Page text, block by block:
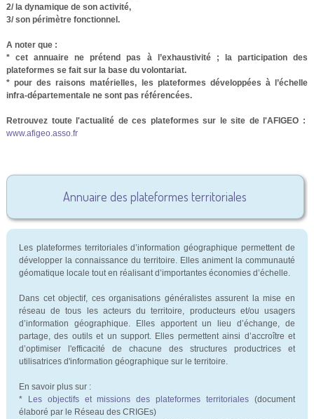
2/ la dynamique de son activité,
3/ son périmètre fonctionnel.
A noter que :
* cet annuaire ne prétend pas à l’exhaustivité ; la participation des
plateformes se fait sur la base du volontariat.
* pour des raisons matérielles, les plateformes développées à l’échelle
infra-départementale ne sont pas référencées.
Retrouvez toute l'actualité de ces plateformes sur le site de l'AFIGEO :
www.afigeo.asso.fr
Annuaire des plateformes territoriales
Les plateformes territoriales d’information géographique permettent de
développer la connaissance du territoire. Elles animent la communauté
géomatique locale tout en réalisant d’importantes économies d’échelle.
Dans cet objectif, ces organisations généralistes assurent la mise en
réseau de tous les acteurs du territoire, producteurs et/ou usagers
d’information géographique. Elles apportent un lieu d’échange, de
partage, des outils et un support. Elles permettent ainsi d’accroître et
d’optimiser l'efficacité de chacune des structures productrices et
utilisatrices d'information géographique sur le territoire.
En savoir plus sur :
* Les objectifs et missions des plateformes territoriales(document
élaboré par le Réseau des CRIGEs)